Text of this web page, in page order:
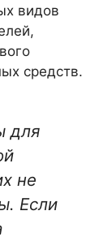
видов
средств.
для
не
Если